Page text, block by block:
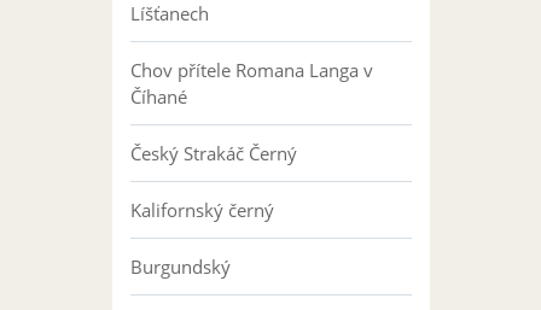
Líšťanech
Chov přítele Romana Langa v
Číhané
Český Strakáč Černý
Kalifornský černý
Burgundský